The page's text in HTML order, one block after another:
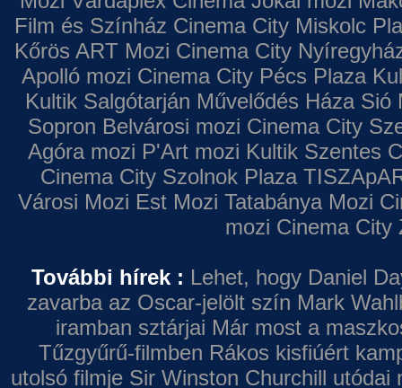
Film és Színház Cinema City Miskolc
Kőrös ART Mozi Cinema City
Apolló mozi Cinema City Pécs Plaza
Kultik Salgótarján Művelődés Háza Sió
Sopron Belvárosi mozi Cinema City
Agóra mozi P'Art mozi Kultik Szentes
Cinema City Szolnok Plaza
Városi Mozi Est Mozi Tatabánya Mozi
mozi Cinema City
További hírek : Lehet, hogy Daniel
zavarba az Oscar-jelölt szín Mark
iramban sztárjai Már most a
Tűzgyűrű-filmben Rákos kisfiúért
utolsó filmje Sir Winston Churchill utódai